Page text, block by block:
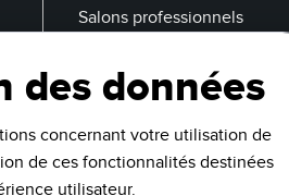
Salons professionnels
E-Mail
des données
concernant votre utilisation de
de ces fonctionnalités destinées
utilisateur.